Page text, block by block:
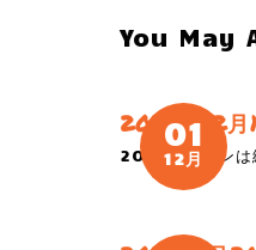
You May
01
12月
2020年12月
2020シーズンは